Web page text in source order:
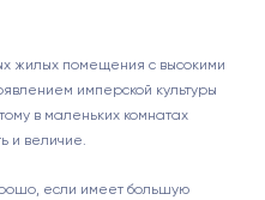
жилых помещения с высокими
имперской культуры
в маленьких комнатах
и величие.
если имеет большую